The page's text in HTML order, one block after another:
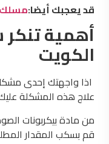
قد يعجبك أيضا:مسلك
أهمية
الكويت
اذا واجهتك إحدى
علاج هذه المشكلة
من مادة بيكربونات
قم بسكب المقدار